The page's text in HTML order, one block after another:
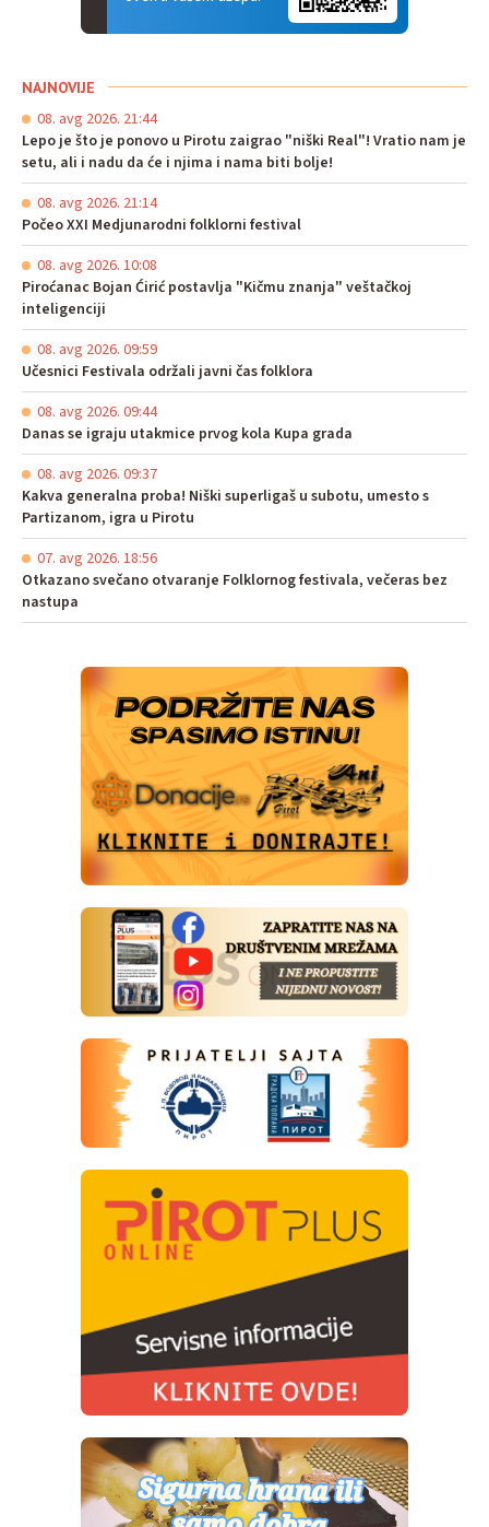
NAJNOVIJE
08. avg 2026. 21:44
Lepo je što je ponovo u Pirotu zaigrao "niški Real"! Vratio nam je
setu, ali i nadu da će i njima i nama biti bolje!
08. avg 2026. 21:14
Počeo XXI Medjunarodni folklorni festival
08. avg 2026. 10:08
Piroćanac Bojan Ćirić postavlja "Kičmu znanja" veštačkoj
inteligenciji
08. avg 2026. 09:59
Učesnici Festivala održali javni čas folklora
08. avg 2026. 09:44
Danas se igraju utakmice prvog kola Kupa grada
08. avg 2026. 09:37
Kakva generalna proba! Niški superligaš u subotu, umesto s
Partizanom, igra u Pirotu
07. avg 2026. 18:56
Otkazano svečano otvaranje Folklornog festivala, večeras bez
nastupa